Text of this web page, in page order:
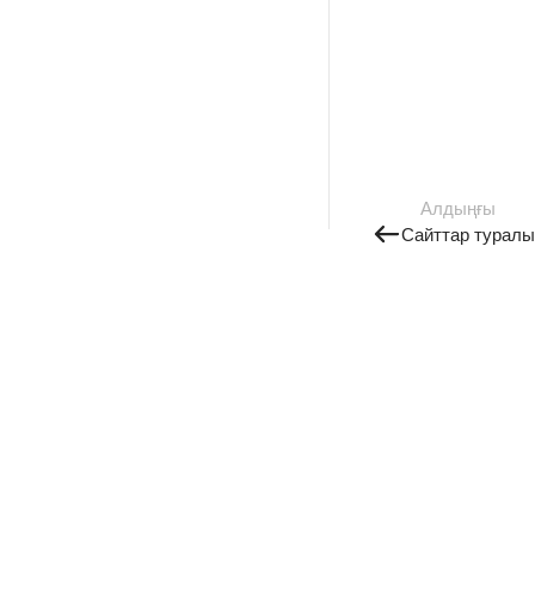
Алдыңғы
Сайттар туралы